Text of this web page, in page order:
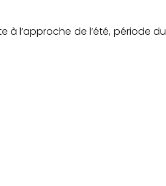
l’approche de l’été, période